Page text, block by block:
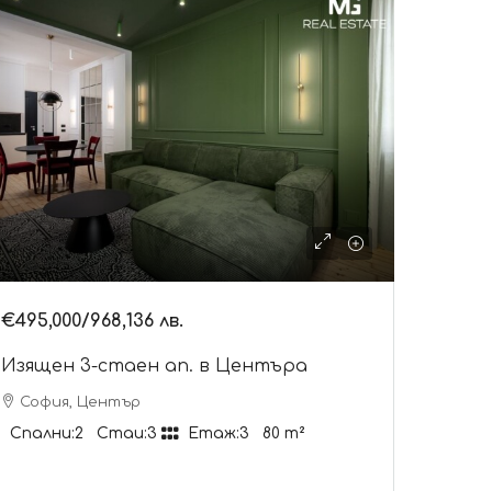
€495,000/968,136 лв.
Изящен 3-стаен ап. в Центъра
София, Център
Спални:2 Стаи:3 Етаж:3 80 m²